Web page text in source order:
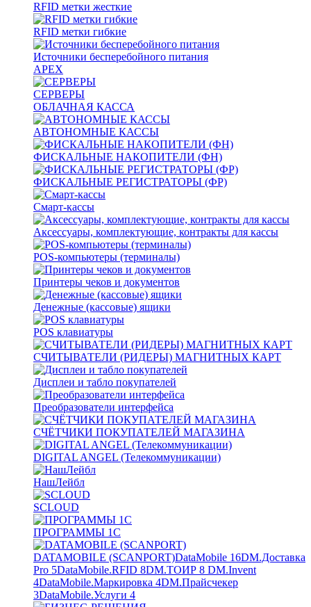
RFID метки жесткие
RFID метки гибкие
Источники бесперебойного питания
APEX
СЕРВЕРЫ
ОБЛАЧНАЯ КАССА
АВТОНОМНЫЕ КАССЫ
ФИСКАЛЬНЫЕ НАКОПИТЕЛИ (ФН)
ФИСКАЛЬНЫЕ РЕГИСТРАТОРЫ (ФР)
Смарт-кассы
Аксессуары, комплектующие, контракты для кассы
POS-компьютеры (терминалы)
Принтеры чеков и документов
Денежные (кассовые) ящики
POS клавиатуры
СЧИТЫВАТЕЛИ (РИДЕРЫ) МАГНИТНЫХ КАРТ
Дисплеи и табло покупателей
Преобразователи интерфейса
СЧЁТЧИКИ ПОКУПАТЕЛЕЙ МАГАЗИНА
DIGITAL ANGEL (Телекоммуникации)
НашЛейбл
SCLOUD
ПРОГРАММЫ 1С
DATAMOBILE (SCANPORT)DataMobile 16DM.Доставка
Pro 5DataMobile.RFID 8DM.ТОИР 8 DM.Invent
4DataMobile.Маркировка 4DM.Прайсчекер
3DataMobile.Услуги 4